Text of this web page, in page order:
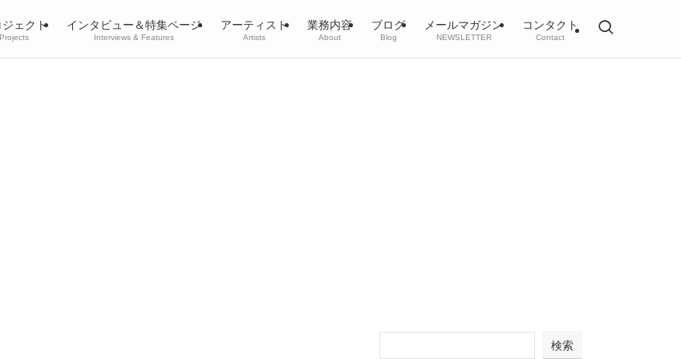
ジェクト
Projects
インタビュー＆特集ページ
Interviews & Features
アーティスト
Artists
業務内容
About
ブログ
Blog
メールマガジン
NEWSLETTER
コンタクト
Contact
検索